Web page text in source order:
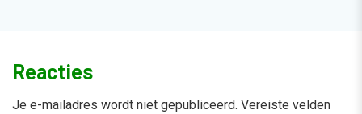
Reacties
Je e-mailadres wordt niet gepubliceerd. Vereiste velden